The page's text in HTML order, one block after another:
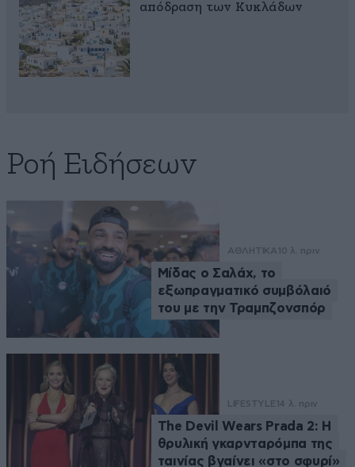
απόδραση των Κυκλάδων
Ροή Ειδήσεων
ΑΘΛΗΤΙΚΑ 10 λ. πριν
Μίδας ο Σαλάχ, το
εξωπραγματικό συμβόλαιό
του με την Τραμπζονσπόρ
LIFESTYLE 14 λ. πριν
The Devil Wears Prada 2: Η
θρυλική γκαρνταρόμπα της
ταινίας βγαίνει «στο σφυρί»